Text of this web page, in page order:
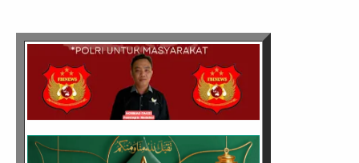
merupakan langkah positif
dalam mendukung tumbuh
kembang generasi muda,
khususnya di lingkungan
pondok pesantren. Brigjen Pol.
Hari Nugroho juga
menegaskan komitmen Polda
NTB untuk terus mendukung
kegiatan sosial dan